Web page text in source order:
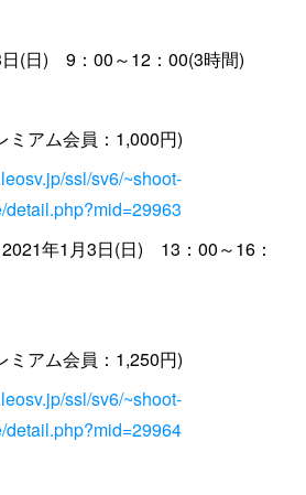
(日) 9：00～12：00(3時間)
アム会員：1,000円)
ssl/sv6/~shoot-
年1月3日(日) 13：00～16：
アム会員：1,250円)
ssl/sv6/~shoot-